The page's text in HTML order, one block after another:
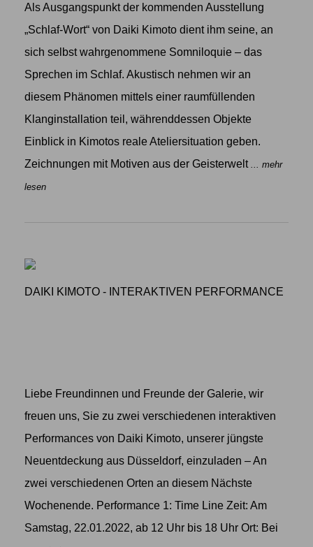
Als Ausgangspunkt der kommenden Ausstellung
„Schlaf-Wort“ von Daiki Kimoto dient ihm seine, an
sich selbst wahrgenommene Somniloquie – das
Sprechen im Schlaf. Akustisch nehmen wir an
diesem Phänomen mittels einer raumfüllenden
Klanginstallation teil, währenddessen Objekte
Einblick in Kimotos reale Ateliersituation geben.
Zeichnungen mit Motiven aus der Geisterwelt
... mehr
lesen
DAIKI KIMOTO - INTERAKTIVEN PERFORMANCE
Liebe Freundinnen und Freunde der Galerie, wir
freuen uns, Sie zu zwei verschiedenen interaktiven
Performances von Daiki Kimoto, unserer jüngste
Neuentdeckung aus Düsseldorf, einzuladen – An
zwei verschiedenen Orten an diesem Nächste
Wochenende. Performance 1: Time Line Zeit: Am
Samstag, 22.01.2022, ab 12 Uhr bis 18 Uhr Ort: Bei